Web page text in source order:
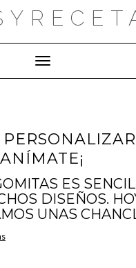
Cambiar modo de
ES
DISEÑOS.
UNAS